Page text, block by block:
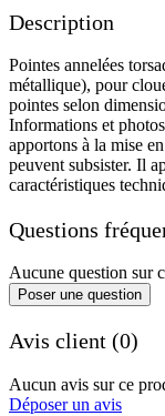
Description
Pointes annelées
métallique), pour
pointes selon
Informations et
apportons à la mise
peuvent subsister. Il
caractéristiques
Questions
Aucune question sur
Poser une question
Avis client (0)
Aucun avis sur ce
Déposer un avis